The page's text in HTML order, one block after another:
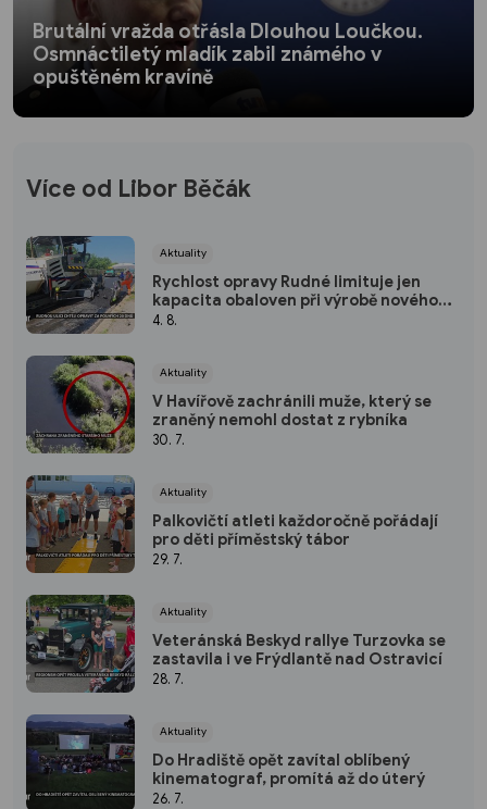
Brutální vražda otřásla Dlouhou Loučkou.
Osmnáctiletý mladík zabil známého v
opuštěném kravíně
Více od Libor Běčák
Aktuality
Rychlost opravy Rudné limituje jen
kapacita obaloven při výrobě nového
asfaltu
4. 8.
Aktuality
V Havířově zachránili muže, který se
zraněný nemohl dostat z rybníka
30. 7.
Aktuality
Palkovičtí atleti každoročně pořádají
pro děti příměstský tábor
29. 7.
Aktuality
Veteránská Beskyd rallye Turzovka se
zastavila i ve Frýdlantě nad Ostravicí
28. 7.
Aktuality
Do Hradiště opět zavítal oblíbený
kinematograf, promítá až do úterý
26. 7.